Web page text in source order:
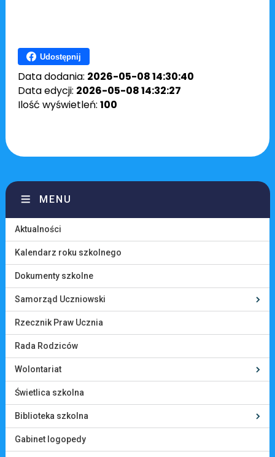
Udostępnij
Data dodania: 2026-05-08 14:30:40
Data edycji: 2026-05-08 14:32:27
Ilość wyświetleń: 100
MENU
Aktualności
Kalendarz roku szkolnego
Dokumenty szkolne
Samorząd Uczniowski
Rzecznik Praw Ucznia
Rada Rodziców
Wolontariat
Świetlica szkolna
Biblioteka szkolna
Gabinet logopedy